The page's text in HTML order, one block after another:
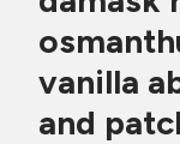
vanilla
and